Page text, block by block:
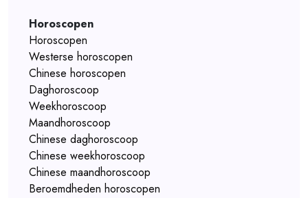
Horoscopen
Horoscopen
Westerse horoscopen
Chinese horoscopen
Daghoroscoop
Weekhoroscoop
Maandhoroscoop
Chinese daghoroscoop
Chinese weekhoroscoop
Chinese maandhoroscoop
Beroemdheden horoscopen